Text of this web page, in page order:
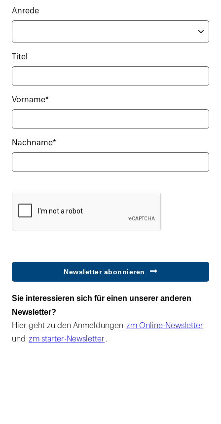
Anrede
Titel
Vorname*
Nachname*
Newsletter abonnieren
Sie interessieren sich für einen unserer anderen
Newsletter?
Hier geht zu den Anmeldungen zm Online-Newsletter
und zm starter-Newsletter .